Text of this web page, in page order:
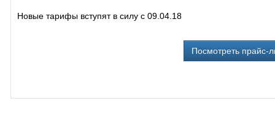
Новые тарифы вступят в силу с 09.04.18
Посмотреть прайс-